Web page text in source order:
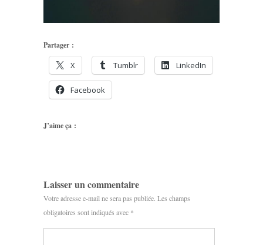
Partager :
X Tumblr LinkedIn
Facebook
J’aime ça :
Laisser un commentaire
Votre adresse e-mail ne sera pas publiée. Les champs
obligatoires sont indiqués avec *